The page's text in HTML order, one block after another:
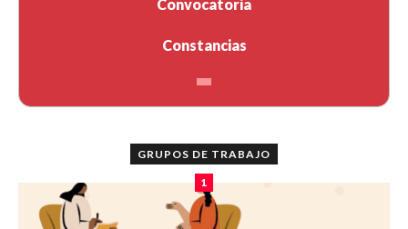
Convocatoria
Constancias
GRUPOS DE TRABAJO
1